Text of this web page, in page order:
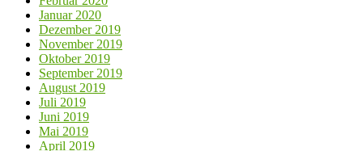
Januar 2020
Dezember 2019
November 2019
Oktober 2019
September 2019
August 2019
Juli 2019
Juni 2019
Mai 2019
April 2019